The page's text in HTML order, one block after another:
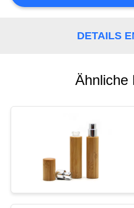
ANGEBOT
ANFORDERN
SITEMAP
DETAILS
Ähnliche